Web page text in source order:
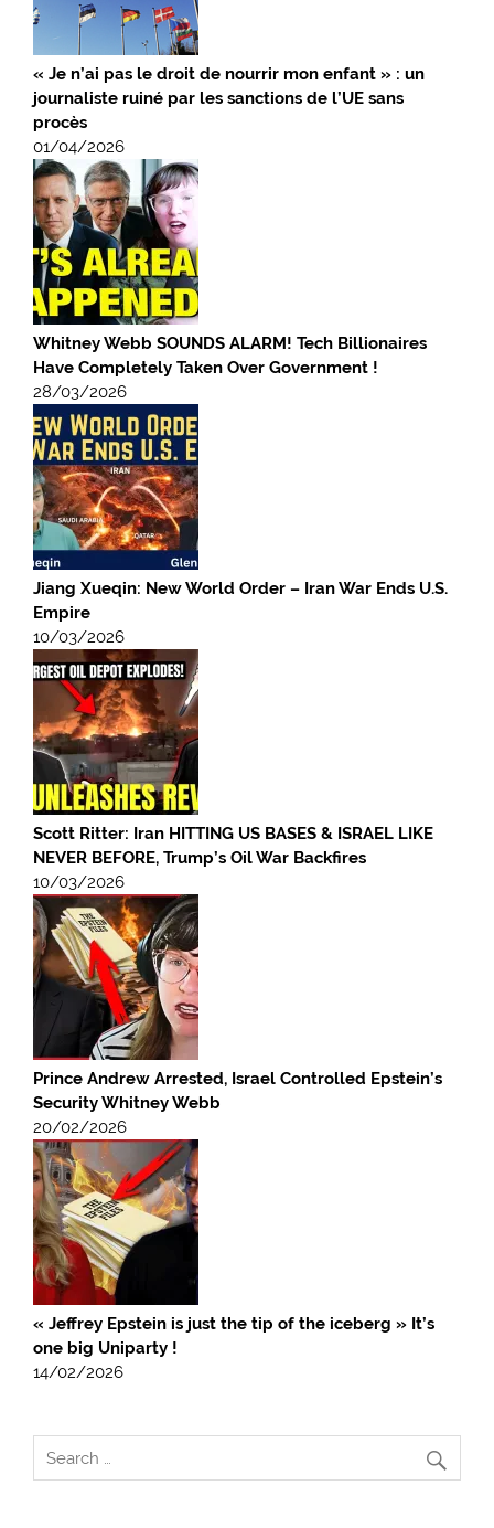
« Je n’ai pas le droit de nourrir mon enfant » : un
journaliste ruiné par les sanctions de l’UE sans
procès
01/04/2026
Whitney Webb SOUNDS ALARM! Tech Billionaires
Have Completely Taken Over Government !
28/03/2026
Jiang Xueqin: New World Order – Iran War Ends U.S.
Empire
10/03/2026
Scott Ritter: Iran HITTING US BASES & ISRAEL LIKE
NEVER BEFORE, Trump’s Oil War Backfires
10/03/2026
Prince Andrew Arrested, Israel Controlled Epstein’s
Security Whitney Webb
20/02/2026
« Jeffrey Epstein is just the tip of the iceberg » It’s
one big Uniparty !
14/02/2026